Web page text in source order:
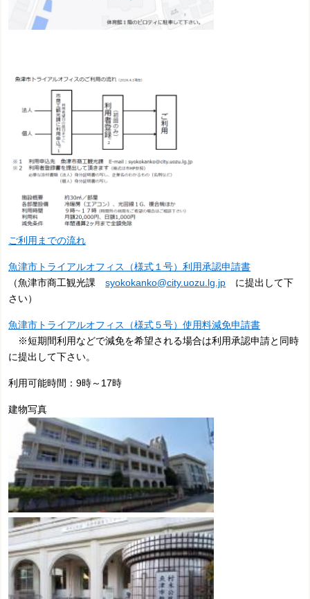
ご利用までの流れ
魚津市トライアルオフィス（様式１号）利用承認申請書
（魚津市商工観光課syokokanko@city.uozu.lg.jp に提出して下
さい）
魚津市トライアルオフィス（様式５号）使用料減免申請書
※短期間利用などで減免を希望される場合は利用承認申請と同時
に提出して下さい。
利用可能時間：9時～17時
建物写真